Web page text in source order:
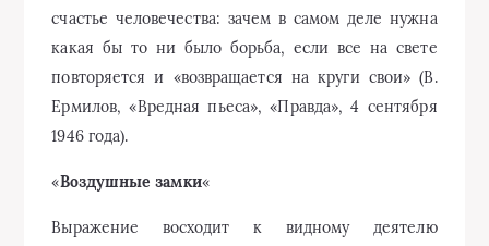
счастье человечества: зачем в самом деле нужна
какая бы то ни было борьба, если все на свете
повторяется и «возвращается на круги свои» (В.
Ермилов, «Вредная пьеса», «Правда», 4 сентября
1946 года).
«Воздушные замки«
Выражение восходит к видному деятелю